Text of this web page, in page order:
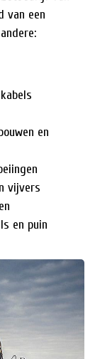
van een
en
vijvers
en puin